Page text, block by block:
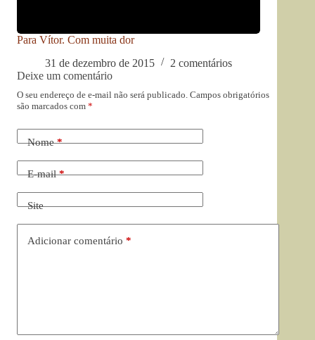
Para Vítor. Com muita dor
31 de dezembro de 2015
2 comentários
Deixe um comentário
O seu endereço de e-mail não será publicado. Campos obrigatórios
são marcados com *
Nome*
E-mail*
Site
Adicionar comentário *